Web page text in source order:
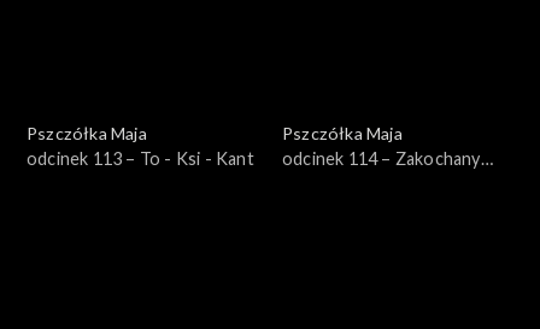
Pszczółka Maja
odcinek 113 – To - Ksi - Kant
Pszczółka Maja
odcinek 114 – Zakochany